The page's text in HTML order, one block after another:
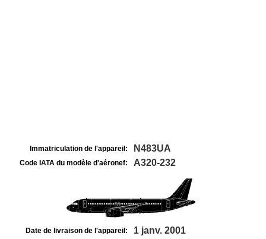
Immatriculation de l'appareil: N483UA
Code IATA du modèle d'aéronef: A320-232
Date de livraison de l'appareil: 1 janv. 2001